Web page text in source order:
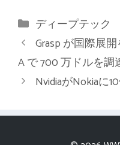
カ
テ
ゴ
リ
ー
ディープテック
Grasp が国際展
A で 700 万ドルを調
NvidiaがNokiaに